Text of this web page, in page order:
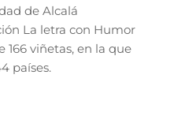
de Alcalá
La letra con Humor
166 viñetas, en la que
países.